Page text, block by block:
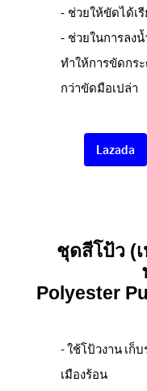
- ช่วยให้ขัดได้เ
- ช่วยในการลง
ทำให้การขัดกร
กว่าขัดมือเปล่า
Lazada
ชุดสีโป้ว (
Polyester
- ใช้โป้วงาน เก็
เมืองร้อน